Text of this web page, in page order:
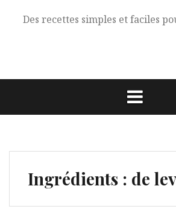
Des recettes simples et faciles
Ingrédients : de